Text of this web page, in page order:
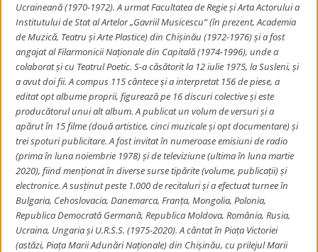
Ucraineană (1970-1972). A urmat Facultatea de Regie și Arta Actorului a
Institutului de Stat al Artelor „Gavriil Musicescu” (în prezent, Academia
de Muzică, Teatru și Arte Plastice) din Chișinău (1972-1976) și a fost
angajat al Filarmonicii Naționale din Capitală (1974-1996), unde a
colaborat și cu Teatrul Poetic. S-a căsătorit la 12 iulie 1975, la Susleni, și
a avut doi fii. A compus 115 cântece și a interpretat 156 de piese, a
editat opt albume proprii, figurează pe 16 discuri colective și este
producătorul unui alt album. A publicat un volum de versuri și a
apărut în 15 filme (două artistice, cinci muzicale și opt documentare) și
trei spoturi publicitare. A fost invitat în numeroase emisiuni de radio
(prima în luna noiembrie 1978) și de televiziune (ultima în luna martie
2020), fiind menționat în diverse surse tipărite (volume, publicații) și
electronice. A susținut peste 1.000 de recitaluri și a efectuat turnee în
Bulgaria, Cehoslovacia, Danemarca, Franța, Mongolia, Polonia,
Republica Democrată Germană, Republica Moldova, România, Rusia,
Ucraina, Ungaria și U.R.S.S. (1975-2020). A cântat în Piața Victoriei
(astăzi, Piața Marii Adunări Naționale) din Chișinău, cu prilejul Marii